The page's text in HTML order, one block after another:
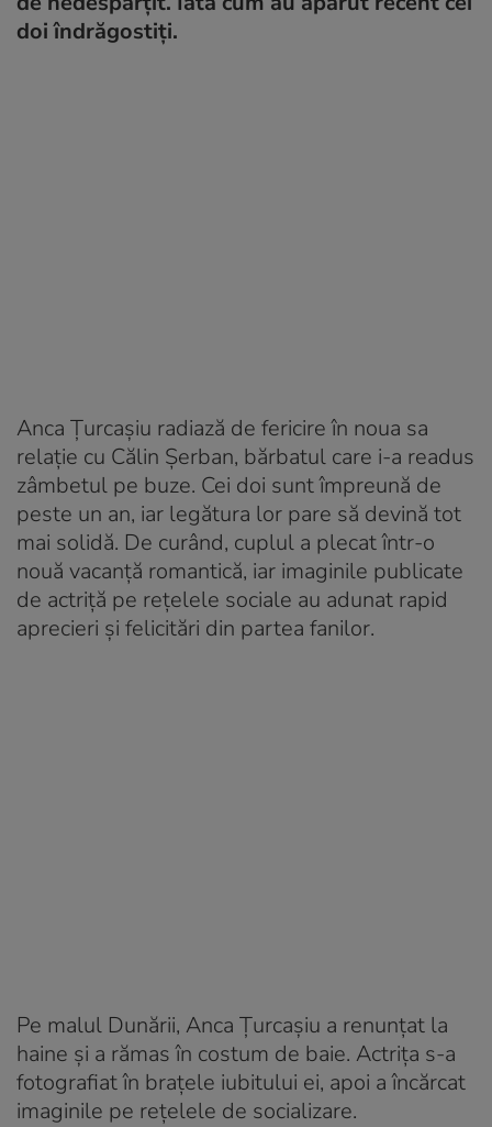
doi îndrăgostiți.
Anca Țurcașiu radiază de fericire în noua sa
relație cu Călin Șerban, bărbatul care i-a readus
zâmbetul pe buze. Cei doi sunt împreună de
peste un an, iar legătura lor pare să devină tot
mai solidă. De curând, cuplul a plecat într-o
nouă vacanță romantică, iar imaginile publicate
de actriță pe rețelele sociale au adunat rapid
aprecieri și felicitări din partea fanilor.
Pe malul Dunării, Anca Țurcașiu a renunțat la
haine și a rămas în costum de baie. Actrița s-a
fotografiat în brațele iubitului ei, apoi a încărcat
imaginile pe rețelele de socializare.